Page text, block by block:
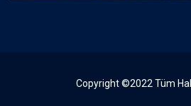
Copyright ©2022 Tüm